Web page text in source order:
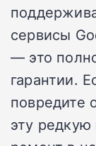
сервисы
— это
гарантии.
повредите
эту